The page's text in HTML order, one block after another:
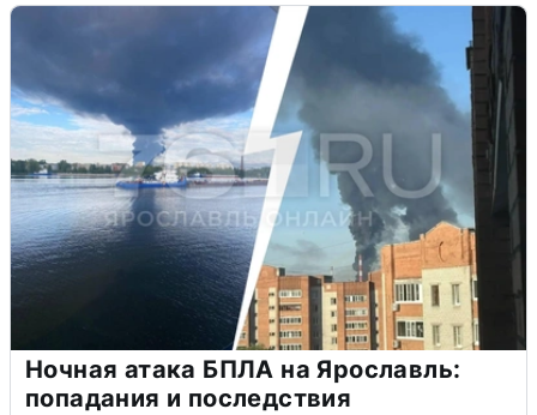
Ночная атака БПЛА на Ярославль:
попадания и последствия